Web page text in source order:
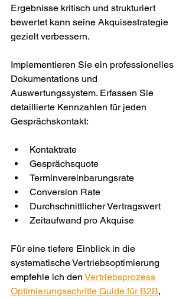
Ergebnisse kritisch und strukturiert
bewertet kann seine Akquisestrategie
gezielt verbessern.
Implementieren Sie ein professionelles
Dokumentations und
Auswertungssystem. Erfassen Sie
detaillierte Kennzahlen für jeden
Gesprächskontakt:
Kontaktrate
Gesprächsquote
Terminvereinbarungsrate
Conversion Rate
Durchschnittlicher Vertragswert
Zeitaufwand pro Akquise
Für eine tiefere Einblick in die
systematische Vertriebsoptimierung
empfehle ich den Vertriebsprozess
Optimierungsschritte Guide für B2B,